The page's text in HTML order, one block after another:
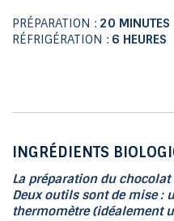
PRÉPARATION : 20 MINUTES
RÉFRIGÉRATION : 6 HEURES
INGRÉDIENTS
La préparation du
Deux outils sont de mise :
thermomètre (idéalement